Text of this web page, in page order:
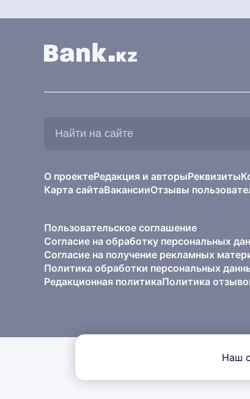
О проектеРедакция и авторыРеквизиты
Карта сайтаВакансииОтзывы
Пользовательское соглашение
Согласие на обработку персональных
Согласие на получение рекламных
Политика обработки персональных
Редакционная политикаПолитика
Наш